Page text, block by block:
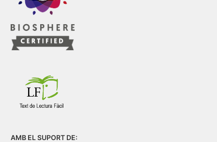
AMB EL SUPORT DE: